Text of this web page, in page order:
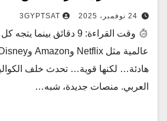
24 نوفمبر، 2025 3GYPTSAT
وقت القراءة: 9 دقائق بينما
هادئة… لكنها قوية… تحدث خلف
العربي. منصات جديدة، شبه…